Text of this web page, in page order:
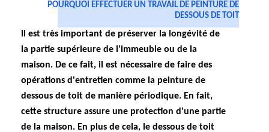
POURQUOI EFFECTUER UN TRAVAIL DE PEINTURE DE
DESSOUS DE TOIT
Il est très important de préserver la longévité de
la partie supérieure de l'immeuble ou de la
maison. De ce fait, il est nécessaire de faire des
opérations d'entretien comme la peinture de
dessous de toit de manière périodique. En fait,
cette structure assure une protection d'une partie
de la maison. En plus de cela, le dessous de toit